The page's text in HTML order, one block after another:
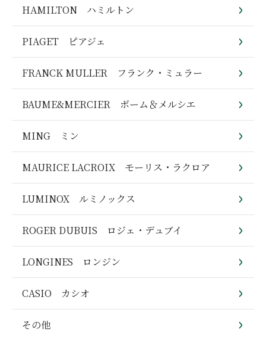
HAMILTON ハミルトン
PIAGET ピアジェ
FRANCK MULLER フランク・ミュラー
BAUME&MERCIER ボーム＆メルシエ
MING ミン
MAURICE LACROIX モーリス・ラクロア
LUMINOX ルミノックス
ROGER DUBUIS ロジェ・デュブイ
LONGINES ロンジン
CASIO カシオ
その他